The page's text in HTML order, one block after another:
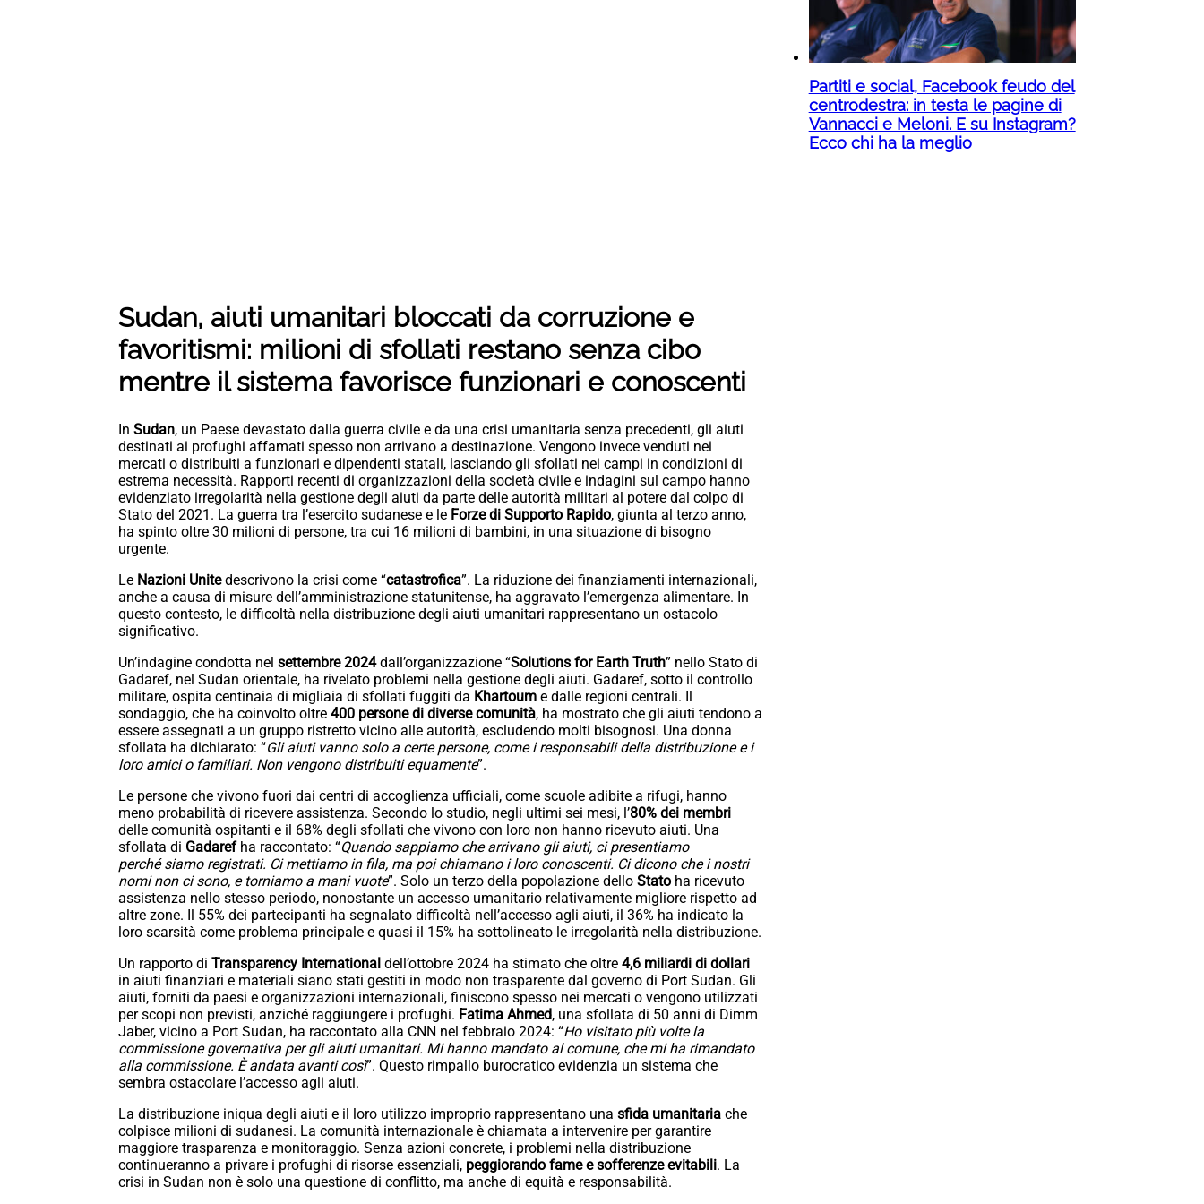
Sudan, aiuti umanitari bloccati da corruzione e
favoritismi: milioni di sfollati restano senza cibo
mentre il sistema favorisce funzionari e conoscenti
In Sudan, un Paese devastato dalla guerra civile e da una crisi umanitaria senza precedenti, gli aiuti
destinati ai profughi affamati spesso non arrivano a destinazione. Vengono invece venduti nei
mercati o distribuiti a funzionari e dipendenti statali, lasciando gli sfollati nei campi in condizioni di
estrema necessità. Rapporti recenti di organizzazioni della società civile e indagini sul campo hanno
evidenziato irregolarità nella gestione degli aiuti da parte delle autorità militari al potere dal colpo di
Stato del 2021. La guerra tra l’esercito sudanese e le Forze di Supporto Rapido, giunta al terzo anno,
ha spinto oltre 30 milioni di persone, tra cui 16 milioni di bambini, in una situazione di bisogno
urgente.
Le Nazioni Unitedescrivono la crisi come “catastrofica”. La riduzione dei finanziamenti internazionali,
anche a causa di misure dell’amministrazione statunitense, ha aggravato l’emergenza alimentare. In
questo contesto, le difficoltà nella distribuzione degli aiuti umanitari rappresentano un ostacolo
significativo.
Un’indagine condotta nel settembre 2024dall’organizzazione “Solutions for Earth Truth” nello Stato di
Gadaref, nel Sudan orientale, ha rivelato problemi nella gestione degli aiuti. Gadaref, sotto il controllo
militare, ospita centinaia di migliaia di sfollati fuggiti da Khartoum e dalle regioni centrali. Il
sondaggio, che ha coinvolto oltre 400 persone di diverse comunità, ha mostrato che gli aiuti tendono a
essere assegnati a un gruppo ristretto vicino alle autorità, escludendo molti bisognosi. Una donna
sfollata ha dichiarato: “Gli aiuti vanno solo a certe persone, come i responsabili della distribuzione e i
loro amici o familiari. Non vengono distribuiti equamente”.
Le persone che vivono fuori dai centri di accoglienza ufficiali, come scuole adibite a rifugi, hanno
meno probabilità di ricevere assistenza. Secondo lo studio, negli ultimi sei mesi, l’80% dei membri
delle comunità ospitanti e il 68% degli sfollati che vivono con loro non hanno ricevuto aiuti. Una
sfollata di Gadarefha raccontato: “Quando sappiamo che arrivano gli aiuti, ci presentiamo
perché siamo registrati. Ci mettiamo in fila, ma poi chiamano i loro conoscenti. Ci dicono che i nostri
nomi non ci sono, e torniamo a mani vuote”. Solo un terzo della popolazione dello Stato ha ricevuto
assistenza nello stesso periodo, nonostante un accesso umanitario relativamente migliore rispetto ad
altre zone. Il 55% dei partecipanti ha segnalato difficoltà nell’accesso agli aiuti, il 36% ha indicato la
loro scarsità come problema principale e quasi il 15% ha sottolineato le irregolarità nella distribuzione.
Un rapporto di Transparency International dell’ottobre 2024 ha stimato che oltre 4,6 miliardi di dollari
in aiuti finanziari e materiali siano stati gestiti in modo non trasparente dal governo di Port Sudan. Gli
aiuti, forniti da paesi e organizzazioni internazionali, finiscono spesso nei mercati o vengono utilizzati
per scopi non previsti, anziché raggiungere i profughi. Fatima Ahmed, una sfollata di 50 anni di Dimm
Jaber, vicino a Port Sudan, ha raccontato alla CNN nel febbraio 2024: “Ho visitato più volte la
commissione governativa per gli aiuti umanitari. Mi hanno mandato al comune, che mi ha rimandato
alla commissione. È andata avanti così”. Questo rimpallo burocratico evidenzia un sistema che
sembra ostacolare l’accesso agli aiuti.
La distribuzione iniqua degli aiuti e il loro utilizzo improprio rappresentano una sfida umanitaria che
colpisce milioni di sudanesi. La comunità internazionale è chiamata a intervenire per garantire
maggiore trasparenza e monitoraggio. Senza azioni concrete, i problemi nella distribuzione
continueranno a privare i profughi di risorse essenziali, peggiorando fame e sofferenze evitabili. La
crisi in Sudan non è solo una questione di conflitto, ma anche di equità e responsabilità.
Partiti e social, Facebook feudo del
centrodestra: in testa le pagine di
Vannacci e Meloni. E su Instagram?
Ecco chi ha la meglio